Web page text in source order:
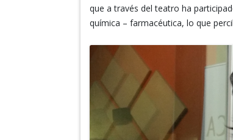
que a través del teatro ha
química – farmacéutica, lo que